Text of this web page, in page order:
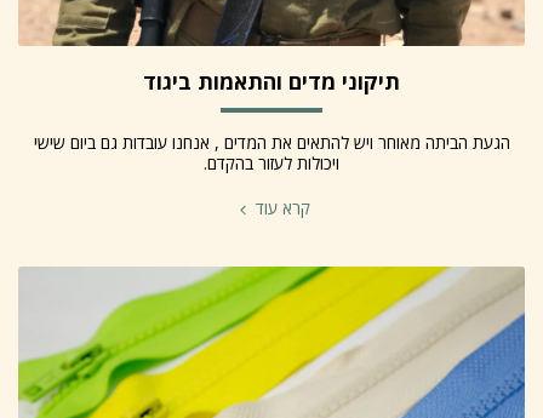
תיקוני מדים והתאמות ביגוד
הגעת הביתה מאוחר ויש להתאים את המדים , אנחנו עובדות גם ביום שישי
ויכולות לעזור בהקדם.
קרא עוד